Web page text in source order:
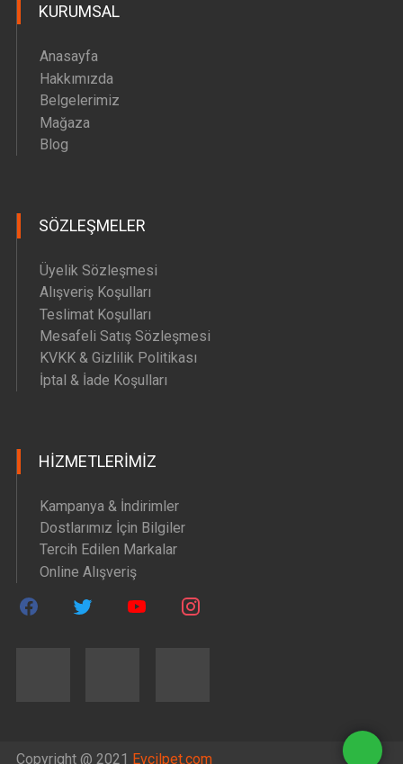
KURUMSAL
Anasayfa
Hakkımızda
Belgelerimiz
Mağaza
Blog
SÖZLEŞMELER
Üyelik Sözleşmesi
Alışveriş Koşulları
Teslimat Koşulları
Mesafeli Satış Sözleşmesi
KVKK & Gizlilik Politikası
İptal & İade Koşulları
HIZMETLERIMIZ
Kampanya & İndirimler
Dostlarımız İçin Bilgiler
Tercih Edilen Markalar
Online Alışveriş
Copyright @ 2021 Evcilpet.com